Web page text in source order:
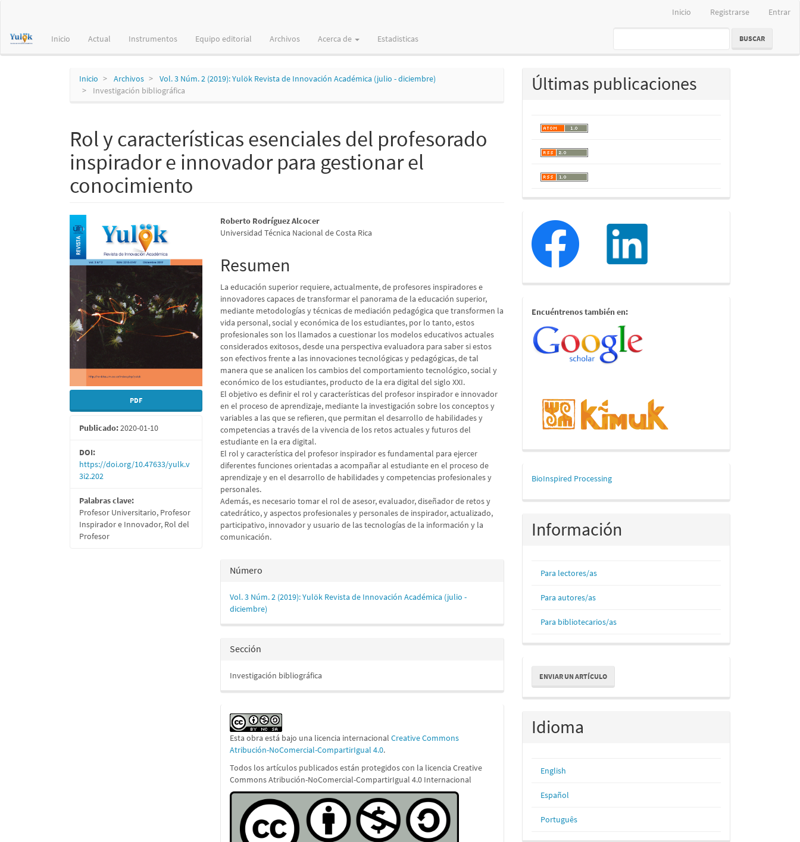
principal
Inicio Registrarse Entrar
Inicio Actual Instrumentos Equipo editorial Archivos Acerca de Estadisticas BUSCAR
Inicio Archivos
Vol. 3 Núm. 2 (2019): Yulök Revista de Innovación Académica (julio - diciembre)
Investigación bibliográfica
Rol y características esenciales del profesorado
inspirador e innovador para gestionar el
conocimiento
Barra
lateral
del
artículo
PDF
Publicado:2020-01-10
DOI:
https://doi.org/10.47633/yulk.v
3i2.202
Palabras clave:
Profesor Universitario, Profesor
Inspirador e Innovador, Rol del
Profesor
Contenido
principal
del
artículo
Roberto Rodríguez Alcocer
Universidad Técnica Nacional de Costa Rica
Resumen
La educación superior requiere, actualmente, de profesores inspiradores e
innovadores capaces de transformar el panorama de la educación superior,
mediante metodologías y técnicas de mediación pedagógica que transformen la
vida personal, social y económica de los estudiantes, por lo tanto, estos
profesionales son los llamados a cuestionar los modelos educativos actuales
considerados exitosos, desde una perspectiva evaluadora para saber si estos
son efectivos frente a las innovaciones tecnológicas y pedagógicas, de tal
manera que se analicen los cambios del comportamiento tecnológico, social y
económico de los estudiantes, producto de la era digital del siglo XXI.
El objetivo es definir el rol y características del profesor inspirador e innovador
en el proceso de aprendizaje, mediante la investigación sobre los conceptos y
variables a las que se refieren, que permitan el desarrollo de habilidades y
competencias a través de la vivencia de los retos actuales y futuros del
estudiante en la era digital.
El rol y característica del profesor inspirador es fundamental para ejercer
diferentes funciones orientadas a acompañar al estudiante en el proceso de
aprendizaje y en el desarrollo de habilidades y competencias profesionales y
personales.
Además, es necesario tomar el rol de asesor, evaluador, diseñador de retos y
catedrático, y aspectos profesionales y personales de inspirador, actualizado,
participativo, innovador y usuario de las tecnologías de la información y la
comunicación.
Detalles
del
artículo
Número
Vol. 3 Núm. 2 (2019): Yulök Revista de Innovación Académica (julio -
diciembre)
Sección
Investigación bibliográfica
Esta obra está bajo una licencia internacionalCreative Commons
Atribución-NoComercial-CompartirIgual 4.0.
Todos los artículos publicados están protegidos con la licencia Creative
Commons Atribución-NoComercial-CompartirIgual 4.0 Internacional
Últimas publicaciones
redessociales
estamostambien
Encuéntrenos también en:
mascerca
BioInspired Processing
Información
Para lectores/as
Para autores/as
Para bibliotecarios/as
Enviar
un
artículo
ENVIAR UN ARTÍCULO
Idioma
English
Español
Português